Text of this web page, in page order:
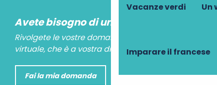
Vacanze verdi Un
Imparare il francese
Avete bisogno di un consiglio?
Rivolgete le vostre domande al nostro assistente
virtuale, che è a vostra disposizione per aiutarvi.
Fai la mia domanda